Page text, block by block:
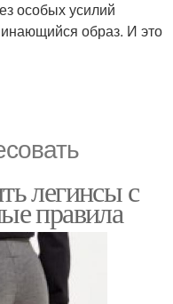
особых усилий
образ. И это
легинсы с
правила